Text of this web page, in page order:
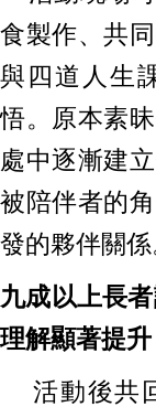
食製作、共
與四道人生
悟。原本素
處中逐漸建
被陪伴者的
發的夥伴關係
九成以上長
理解顯著提升
活動後共